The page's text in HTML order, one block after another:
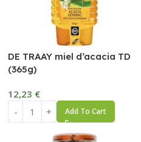
DE TRAAY miel d’acacia TD
(365g)
12,23 €
Add To Cart